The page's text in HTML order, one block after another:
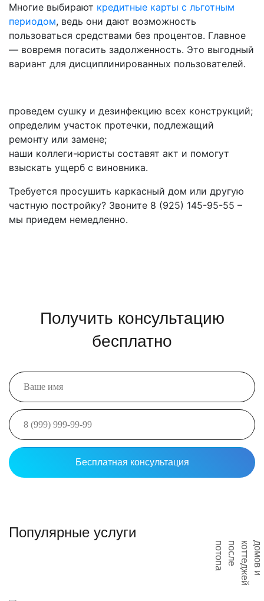
Многие выбирают кредитные карты с льготным
периодом, ведь они дают возможность
пользоваться средствами без процентов. Главное
— вовремя погасить задолженность. Это выгодный
вариант для дисциплинированных пользователей.
проведем сушку и дезинфекцию всех конструкций;
определим участок протечки, подлежащий
ремонту или замене;
наши коллеги-юристы составят акт и помогут
взыскать ущерб с виновника.
Требуется просушить каркасный дом или другую
частную постройку? Звоните 8 (925) 145-95-55 –
мы приедем немедленно.
Получить консультацию
бесплатно
Популярные услуги